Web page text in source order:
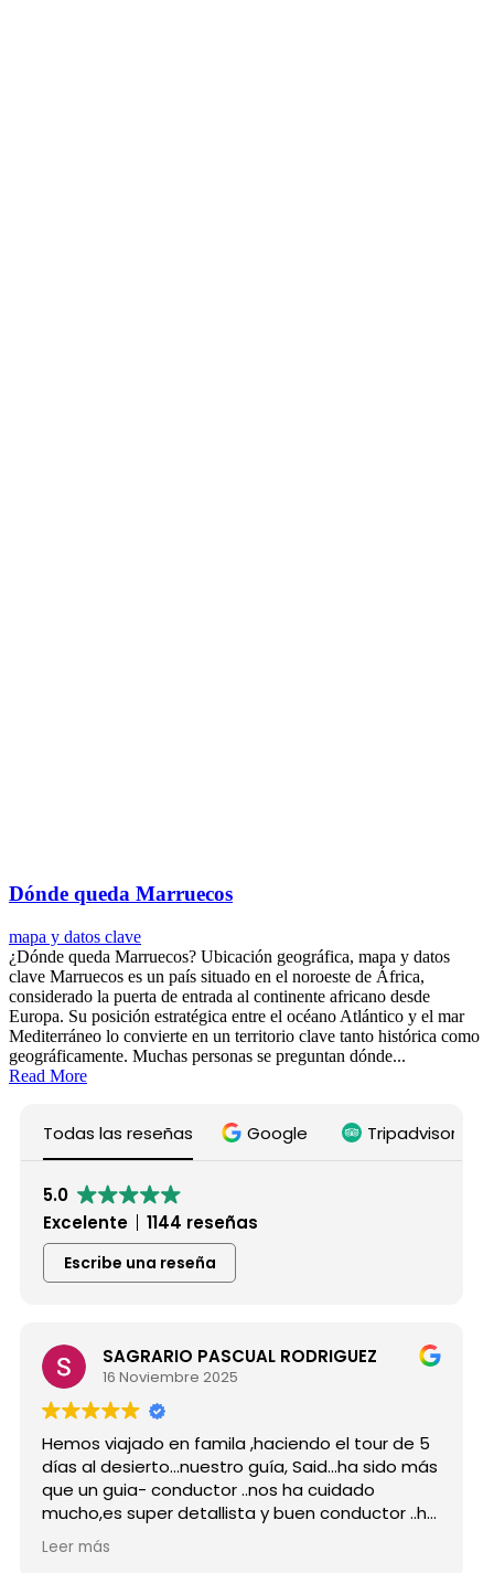
Dónde queda Marruecos
mapa y datos clave
¿Dónde queda Marruecos? Ubicación geográfica, mapa y datos
clave Marruecos es un país situado en el noroeste de África,
considerado la puerta de entrada al continente africano desde
Europa. Su posición estratégica entre el océano Atlántico y el mar
Mediterráneo lo convierte en un territorio clave tanto histórica como
geográficamente. Muchas personas se preguntan dónde...
Read More
Todas las reseñas Google Tripadvisor
5.0
Excelente
1144 reseñas
Escribe una reseña
SAGRARIO PASCUAL RODRIGUEZ
16 Noviembre 2025
viajado en famila ,haciendo el tour de 5
desierto...nuestro guía, Said...ha sido más
guia- conductor ..nos ha cuidado
super detallista y buen conductor ..ha
atento a todas nuestras peticiones y
muchos lugares
grupo
Desde